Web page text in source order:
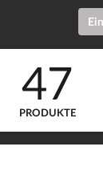
47
PRODUKTE